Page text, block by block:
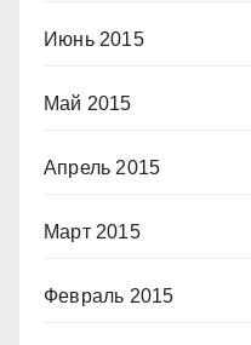
Июнь 2015
Май 2015
Апрель 2015
Март 2015
Февраль 2015